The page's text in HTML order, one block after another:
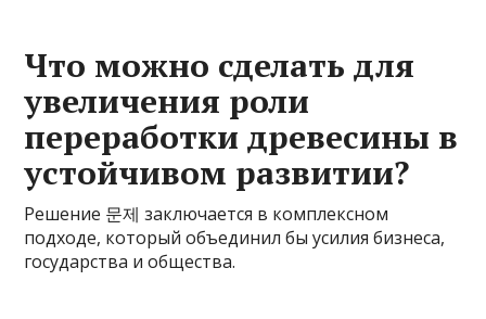
Что можно сделать для
увеличения роли
переработки древесины в
устойчивом развитии?
Решение 문제 заключается в комплексном
подходе, который объединил бы усилия бизнеса,
государства и общества.